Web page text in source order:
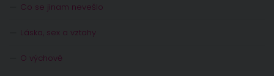
Co se jinam nevešlo
Láska, sex a vztahy
O výchově